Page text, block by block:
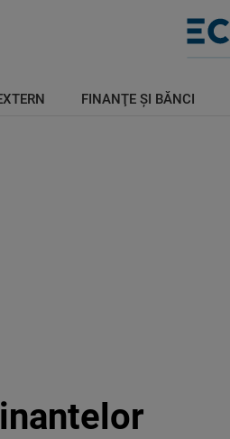
FINANŢE ŞI BĂNCI